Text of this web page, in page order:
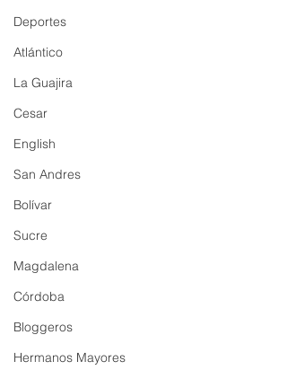
Deportes
Atlántico
La Guajira
Cesar
English
San Andres
Bolívar
Sucre
Magdalena
Córdoba
Bloggeros
Hermanos Mayores